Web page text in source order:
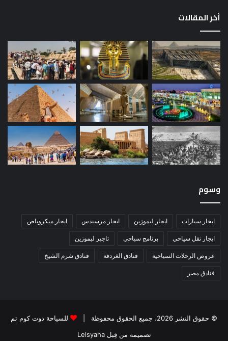
أخر المقالات
وسوم
ايجار سيارات ايجار ليموزين ايجار مرسيدس ايجار ميكروباص
ايجار نقل سياحي برنامج سياحي تاجير ليموزين
عروض الرحلات السياحية فنادق الغردقة فنادق شرم الشيخ
فنادق مصر
© حقوق النشر 2026، جميع الحقوق محفوظة |
للسياحة دوت كوم تم
تصميمه من قِبل Lelsyaha